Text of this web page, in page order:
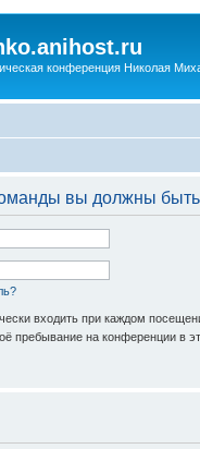
конференция Николая
вы должны
входить при каждом
пребывание на конференции в